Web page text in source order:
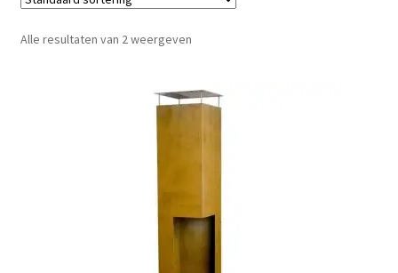
Alle resultaten van 2 weergeven